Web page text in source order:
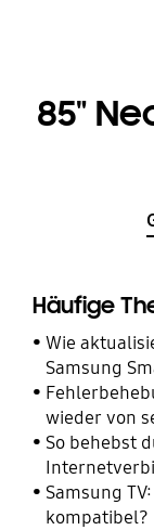
85"
Häufige
Wie
Samsung
wieder von
So behebst
Samsung
kompatibel?